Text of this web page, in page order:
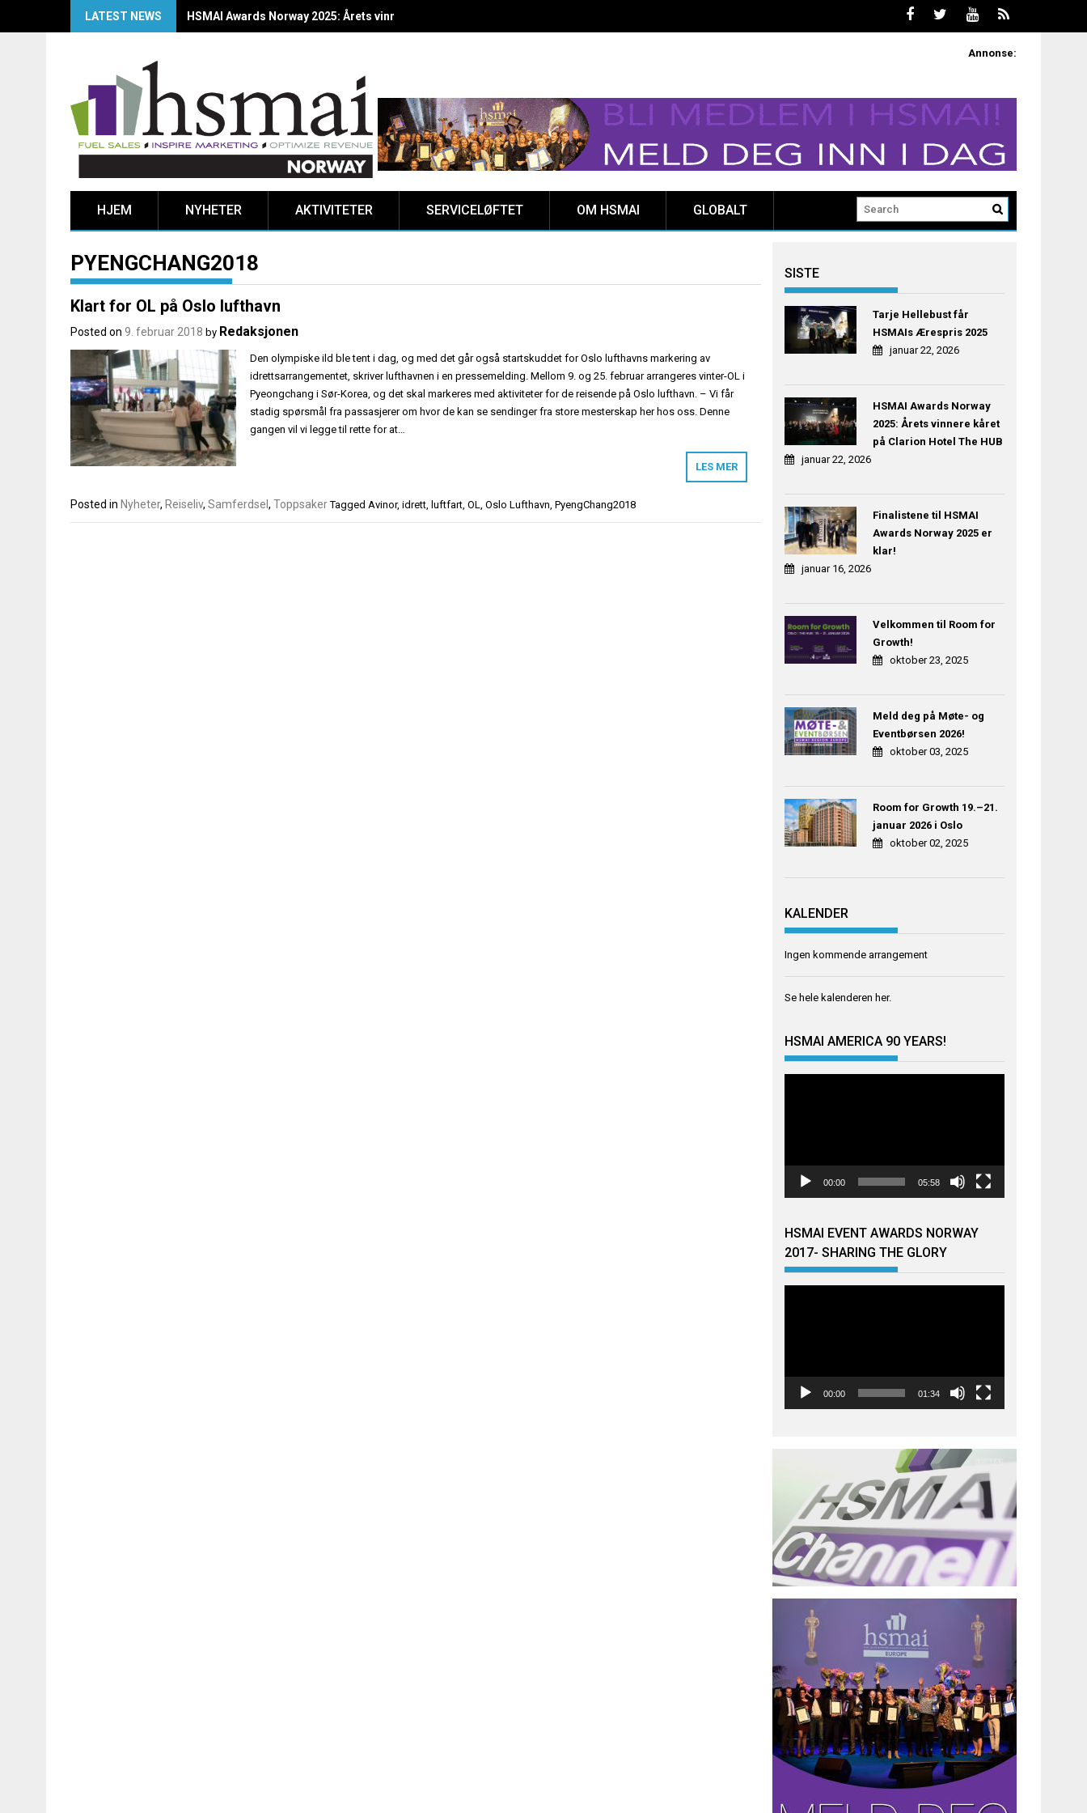
LATEST NEWS HSMAI Awards Norway 2025: Årets vinnere kåret på Clarion Hotel The HUB
Annonse:
HJEM NYHETER AKTIVITETER SERVICELØFTET OM HSMAI GLOBALT
PYENGCHANG2018
Klart for OL på Oslo lufthavn
Posted on 9. februar 2018 by Redaksjonen
Den olympiske ild ble tent i dag, og med det går også startskuddet for Oslo lufthavns markering av
idrettsarrangementet, skriver lufthavnen i en pressemelding. Mellom 9. og 25. februar arrangeres vinter-OL i
Pyeongchang i Sør-Korea, og det skal markeres med aktiviteter for de reisende på Oslo lufthavn. – Vi får
stadig spørsmål fra passasjerer om hvor de kan se sendinger fra store mesterskap her hos oss. Denne
gangen vil vi legge til rette for at…
LES MER
Posted in Nyheter, Reiseliv, Samferdsel , Toppsaker Tagged Avinor, idrett, luftfart, OL, Oslo Lufthavn, PyengChang2018
SISTE
Tarje Hellebust får
HSMAIs Ærespris 2025
januar 22, 2026
HSMAI Awards Norway
2025: Årets vinnere kåret
på Clarion Hotel The HUB
januar 22, 2026
Finalistene til HSMAI
Awards Norway 2025 er
klar!
januar 16, 2026
Velkommen til Room for
Growth!
oktober 23, 2025
Meld deg på Møte- og
Eventbørsen 2026!
oktober 03, 2025
Room for Growth 19.–21.
januar 2026 i Oslo
oktober 02, 2025
KALENDER
Ingen kommende arrangement
Se hele kalenderen her.
HSMAI AMERICA 90 YEARS!
00:00 05:58
HSMAI EVENT AWARDS NORWAY
2017- SHARING THE GLORY
00:00 01:34